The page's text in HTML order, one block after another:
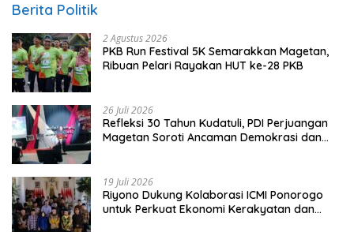
Berita Politik
2 Agustus 2026
PKB Run Festival 5K Semarakkan Magetan,
Ribuan Pelari Rayakan HUT ke-28 PKB
26 Juli 2026
Refleksi 30 Tahun Kudatuli, PDI Perjuangan
Magetan Soroti Ancaman Demokrasi dan
19 Juli 2026
Riyono Dukung Kolaborasi ICMI Ponorogo
untuk Perkuat Ekonomi Kerakyatan dan